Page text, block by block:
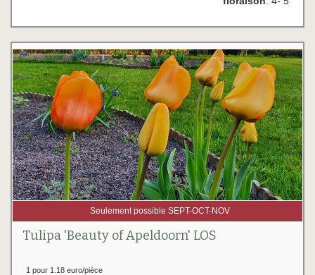
Seulement possible SEPT-OCT-NOV
Tulipa 'Beauty of Apeldoorn' LOS
1 pour 1.18 euro/pièce